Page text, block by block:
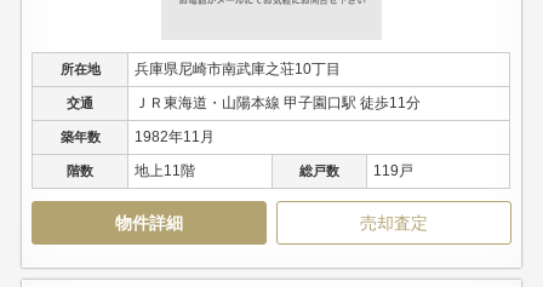
所在地 兵庫県尼崎市南武庫之荘10丁目
交通 ＪＲ東海道・山陽本線 甲子園口駅 徒歩11分
築年数 1982年11月
階数 地上11階 総戸数 119戸
物件詳細 売却査定